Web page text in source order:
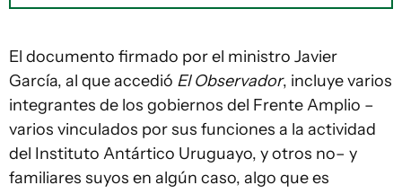
El documento firmado por el ministro Javier
García, al que accedió El Observador, incluye varios
integrantes de los gobiernos del Frente Amplio –
varios vinculados por sus funciones a la actividad
del Instituto Antártico Uruguayo, y otros no– y
familiares suyos en algún caso, algo que es